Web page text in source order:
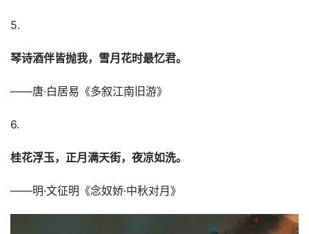
5.
琴诗酒伴皆抛我，雪月花时最忆君。
——唐·白居易《多叙江南旧游》
6.
桂花浮玉，正月满天街，夜凉如洗。
——明·文征明《念奴娇·中秋对月》